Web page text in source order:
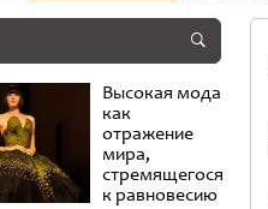
Chronomat
Высокая мода
как
отражение
мира,
стремящегося
к равновесию